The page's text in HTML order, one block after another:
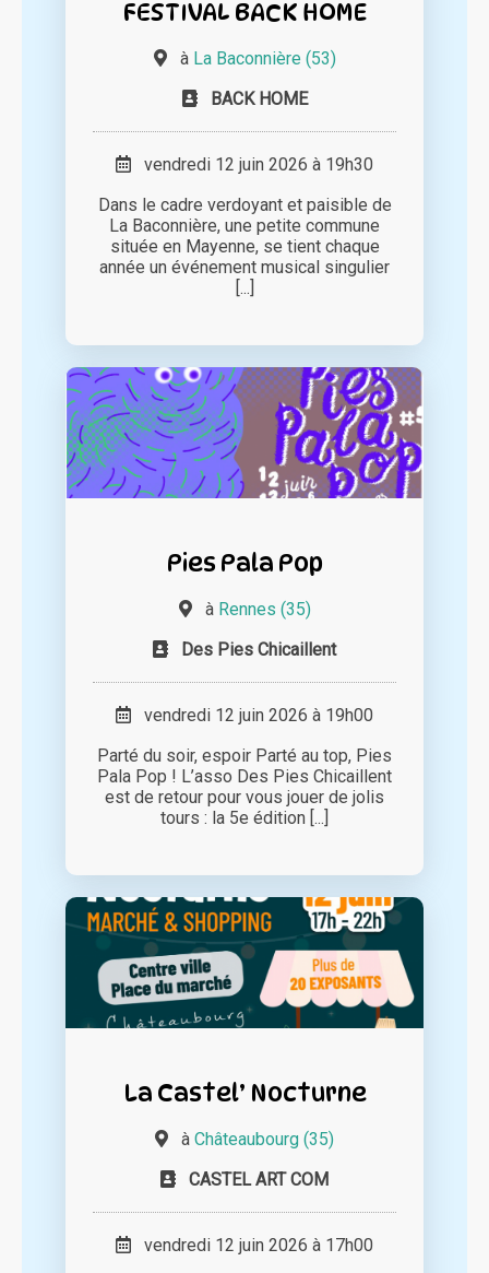
FESTIVAL BACK HOME
à La Baconnière (53)
BACK HOME
vendredi 12 juin 2026 à 19h30
Dans le cadre verdoyant et paisible de
La Baconnière, une petite commune
située en Mayenne, se tient chaque
année un événement musical singulier
[...]
Pies Pala Pop
à Rennes (35)
Des Pies Chicaillent
vendredi 12 juin 2026 à 19h00
Parté du soir, espoir Parté au top, Pies
Pala Pop ! L’asso Des Pies Chicaillent
est de retour pour vous jouer de jolis
tours : la 5e édition [...]
La Castel’ Nocturne
à Châteaubourg (35)
CASTEL ART COM
vendredi 12 juin 2026 à 17h00